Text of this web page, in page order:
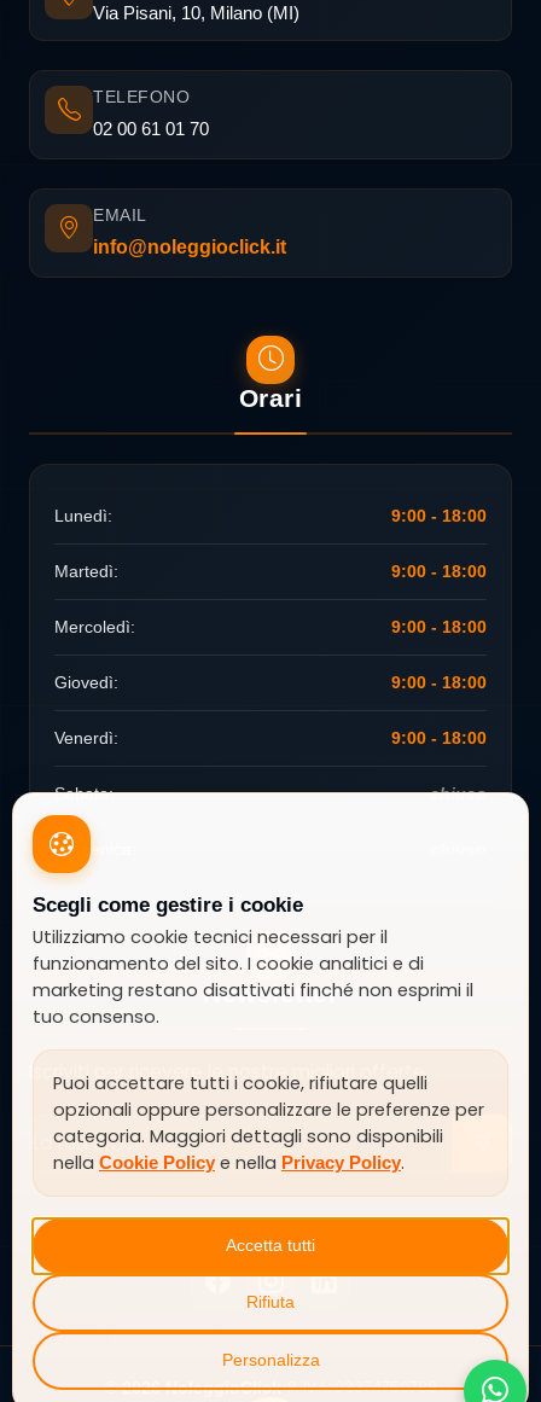
Scegli come gestire i cookie
Utilizziamo cookie tecnici necessari per il
funzionamento del sito. I cookie analitici e di
marketing restano disattivati finché non esprimi il
tuo consenso.
Puoi accettare tutti i cookie, rifiutare quelli
opzionali oppure personalizzare le preferenze per
categoria. Maggiori dettagli sono disponibili
nella Cookie Policy e nella Privacy Policy.
Accetta tutti
Rifiuta
Personalizza
Via Pisani, 10, Milano (MI)
TELEFONO
02 00 61 01 70
EMAIL
info@noleggioclick.it
Orari
Lunedì: 9:00 - 18:00
Martedì: 9:00 - 18:00
Mercoledì: 9:00 - 18:00
Giovedì: 9:00 - 18:00
Venerdì: 9:00 - 18:00
Sabato: chiuso
Domenica:
Newsletter
Iscriviti per ricevere le nostre migliori offerte
SEGUICI SU
© 2026 NoleggioClick•P. IVA: 03374750788